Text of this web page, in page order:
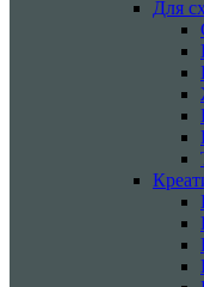
Для